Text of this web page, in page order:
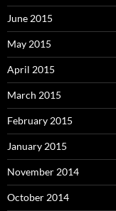
June 2015
May 2015
April 2015
March 2015
February 2015
January 2015
November 2014
October 2014